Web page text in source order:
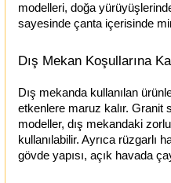
modelleri, doğa
sayesinde çanta içerisinde
Dış Mekan Koşullarına
Dış mekanda kullanılan
etkenlere maruz kalır.
modeller, dış mekandaki
kullanılabilir. Ayrıca rüzgarlı
gövde yapısı, açık havada